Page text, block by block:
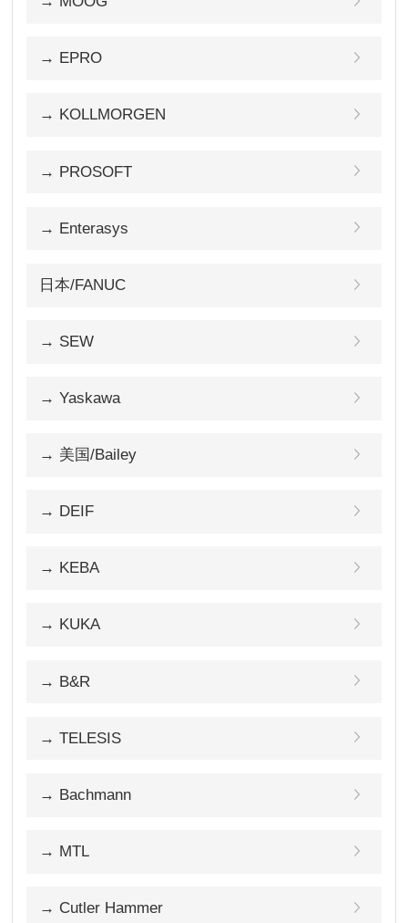
→ EPRO
→ KOLLMORGEN
→ PROSOFT
→ Enterasys
日本/FANUC
→ SEW
→ Yaskawa
→ 美国/Bailey
→ DEIF
→ KEBA
→ KUKA
→ B&R
→ TELESIS
→ Bachmann
→ MTL
→ Cutler Hammer